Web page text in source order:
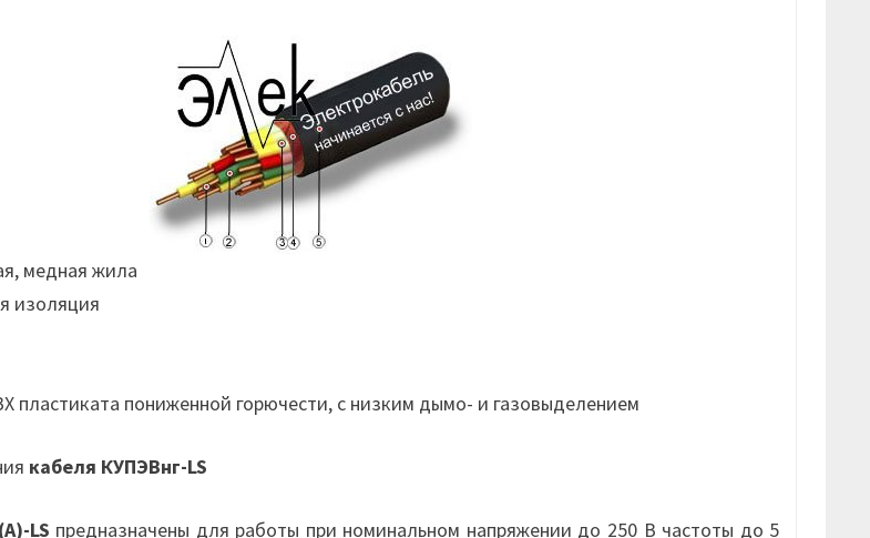
медная жила
изоляция
пластиката пониженной горючести, с низким дымо- и газовыделением
кабеля КУПЭВнг-LS
LS предназначены для работы при номинальном напряжении до 250 В частоты до 5